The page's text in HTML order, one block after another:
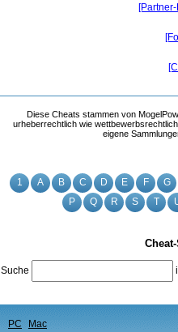
1 A B C D E F G
P
Q R S T
Suche
PC Mac
Diese Cheats stammen von
urheberrechtlich wie
eigene